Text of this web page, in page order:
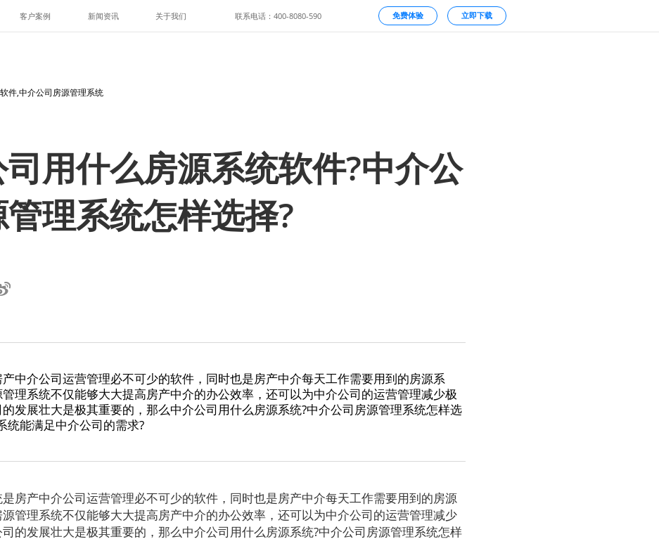
客户案例 新闻资讯 关于我们 联系电话：400-8080-590 免费体验 立即下载
件,中介公司房源管理系统
用什么房源系统软件?中介公
理系统怎样选择?
中介公司运营管理必不可少的软件，同时也是房产中介每天工作需要用到的房源系
理系统不仅能够大大提高房产中介的办公效率，还可以为中介公司的运营管理减少极
发展壮大是极其重要的，那么中介公司用什么房源系统?中介公司房源管理系统怎样选
统能满足中介公司的需求?
产中介公司运营管理必不可少的软件，同时也是房产中介每天工作需要用到的房源
管理系统不仅能够大大提高房产中介的办公效率，还可以为中介公司的运营管理减少
的发展壮大是极其重要的，那么中介公司用什么房源系统?中介公司房源管理系统怎样